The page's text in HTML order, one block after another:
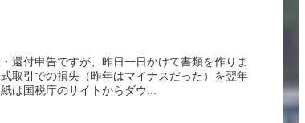
還付申告ですが、昨日一日かけて書類を作りま
取引での損失（昨年はマイナスだった）を翌年
は国税庁のサイトからダウ...